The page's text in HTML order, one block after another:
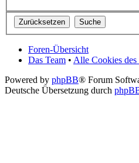
Foren-Übersicht
Das Team • Alle Cookies des
Powered by phpBB® Forum
Deutsche Übersetzung durch